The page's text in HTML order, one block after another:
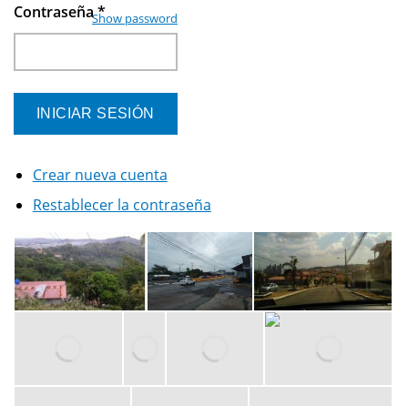
Contraseña*
Show password
Crear nueva cuenta
Restablecer la contraseña